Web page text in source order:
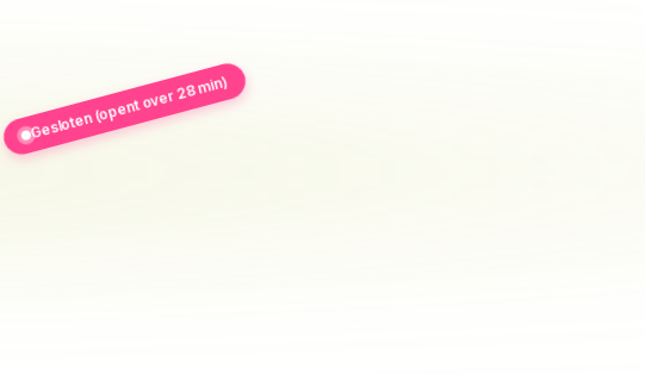
Gesloten (opent over 28 min)